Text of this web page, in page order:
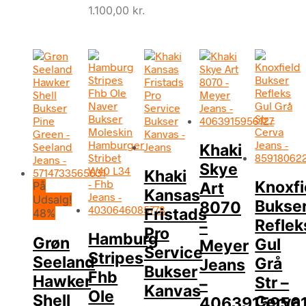
1.100,00 kr.
På
Udsalg!
48%
Grøn
Seeland
Hawker
Shell
Hamburg
Stripes
Fhb
Ole
Khaki
Kansas
Fristads
Pro
Service
Bukser
Kanvas
Khaki
Skye
Art
8070
–
Meyer
Jeans
–
Gul
Grå
Str –
Cerva